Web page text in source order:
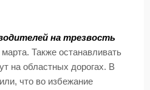
на трезвость
Также останавливать
на областных дорогах. В
что во избежание